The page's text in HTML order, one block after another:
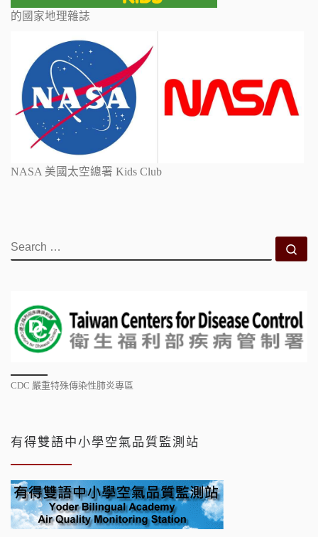
的國家地理雜誌
NASA 美國太空總署 Kids Club
SEARCH
CDC 嚴重特殊傳染性肺炎專區
有得雙語中小學空氣品質監測站